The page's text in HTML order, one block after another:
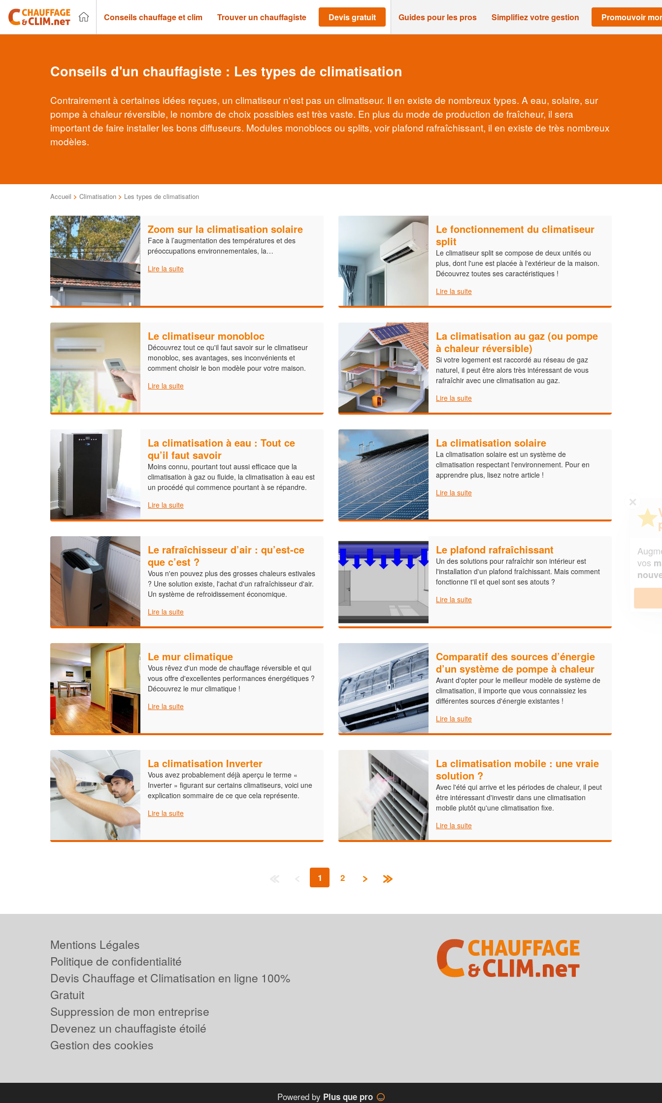
Conseils chauffage et clim Trouver un chauffagiste Devis gratuit Guides pour les pros Simplifiez votre gestion Promouvoir
Conseils d'un chauffagiste : Les types de climatisation
Contrairement à certaines idées reçues, un climatiseur n'est pas un climatiseur. Il en existe de nombreux types. A eau, solaire, sur
pompe à chaleur réversible, le nombre de choix possibles est très vaste. En plus du mode de production de fraîcheur, il sera
important de faire installer les bons diffuseurs. Modules monoblocs ou splits, voir plafond rafraîchissant, il en existe de très nombreux
modèles.
Accueil > Climatisation > Les types de climatisation
Zoom sur la climatisation solaire
Face à l’augmentation des températures et des
préoccupations environnementales, la…
Lire la suite
Le fonctionnement du climatiseur
split
Le climatiseur split se compose de deux unités ou
plus, dont l'une est placée à l'extérieur de la maison.
Découvrez toutes ses caractéristiques !
Lire la suite
Le climatiseur monobloc
Découvrez tout ce qu'il faut savoir sur le climatiseur
monobloc, ses avantages, ses inconvénients et
comment choisir le bon modèle pour votre maison.
Lire la suite
La climatisation au gaz (ou pompe
à chaleur réversible)
Si votre logement est raccordé au réseau de gaz
naturel, il peut être alors très intéressant de vous
rafraîchir avec une climatisation au gaz.
Lire la suite
La climatisation à eau : Tout ce
qu’il faut savoir
Moins connu, pourtant tout aussi efficace que la
climatisation à gaz ou fluide, la climatisation à eau est
un procédé qui commence pourtant à se répandre.
Lire la suite
La climatisation solaire
La climatisation solaire est un système de
climatisation respectant l'environnement. Pour en
apprendre plus, lisez notre article !
Lire la suite
Le rafraîchisseur d’air : qu’est-ce
que c’est ?
Vous n'en pouvez plus des grosses chaleurs estivales
? Une solution existe, l'achat d'un rafraîchisseur d'air.
Un système de refroidissement économique.
Lire la suite
Le plafond rafraîchissant
Un des solutions pour rafraîchir son intérieur est
l'installation d'un plafond fraîchissant. Mais comment
fonctionne t'il et quel sont ses atouts ?
Lire la suite
Le mur climatique
Vous rêvez d'un mode de chauffage réversible et qui
vous offre d'excellentes performances énergétiques ?
Découvrez le mur climatique !
Lire la suite
Comparatif des sources d’énergie
d’un système de pompe à chaleur
Avant d'opter pour le meilleur modèle de système de
climatisation, il importe que vous connaissiez les
différentes sources d'énergie existantes !
Lire la suite
La climatisation Inverter
Vous avez probablement déjà aperçu le terme «
Inverter » figurant sur certains climatiseurs, voici une
explication sommaire de ce que cela représente.
Lire la suite
La climatisation mobile : une vraie
solution ?
Avec l'été qui arrive et les périodes de chaleur, il peut
être intéressant d'investir dans une climatisation
mobile plutôt qu'une climatisation fixe.
Lire la suite
1 2 › »
professionnel ?
Augmentez votre chiffre d'affaireset
vosmargestout en gagnant de
nouveaux clients!
Mentions Légales
Politique de confidentialité
Devis Chauffage et Climatisation en ligne 100%
Gratuit
Suppression de mon entreprise
Devenez un chauffagiste étoilé
Gestion des cookies
Powered by Plus que pro